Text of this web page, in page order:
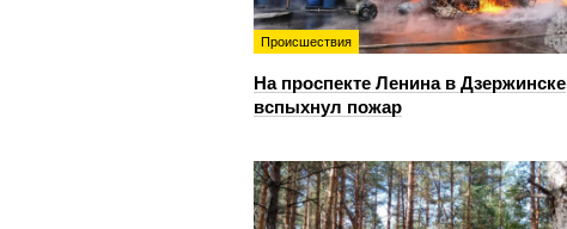
Происшествия
На проспекте Ленина в Дзержинске
вспыхнул пожар